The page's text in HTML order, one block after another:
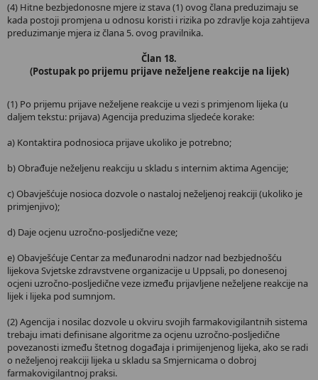
(4) Hitne bezbjedonosne mjere iz stava (1) ovog člana preduzimaju se
kada postoji promjena u odnosu koristi i rizika po zdravlje koja zahtijeva
preduzimanje mjera iz člana 5. ovog pravilnika.
Član 18.
(Postupak po prijemu prijave neželjene reakcije na lijek)
(1) Po prijemu prijave neželjene reakcije u vezi s primjenom lijeka (u
daljem tekstu: prijava) Agencija preduzima sljedeće korake:
a) Kontaktira podnosioca prijave ukoliko je potrebno;
b) Obrađuje neželjenu reakciju u skladu s internim aktima Agencije;
c) Obavješćuje nosioca dozvole o nastaloj neželjenoj reakciji (ukoliko je
primjenjivo);
d) Daje ocjenu uzročno-posljedične veze;
e) Obavješćuje Centar za međunarodni nadzor nad bezbjednošću
lijekova Svjetske zdravstvene organizacije u Uppsali, po donesenoj
ocjeni uzročno-posljedične veze između prijavljene neželjene reakcije na
lijek i lijeka pod sumnjom.
(2) Agencija i nosilac dozvole u okviru svojih farmakovigilantnih sistema
trebaju imati definisane algoritme za ocjenu uzročno-posljedične
povezanosti između štetnog događaja i primijenjenog lijeka, ako se radi
o neželjenoj reakciji lijeka u skladu sa Smjernicama o dobroj
farmakovigilantnoj praksi.